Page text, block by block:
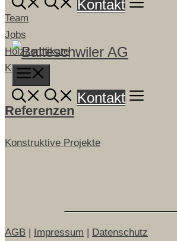
Kontakt
Kontakt
Team
Jobs
Holzzertifikate
Kontakt
Referenzen
Konstruktive Projekte
AGB | Impressum | Datenschutz